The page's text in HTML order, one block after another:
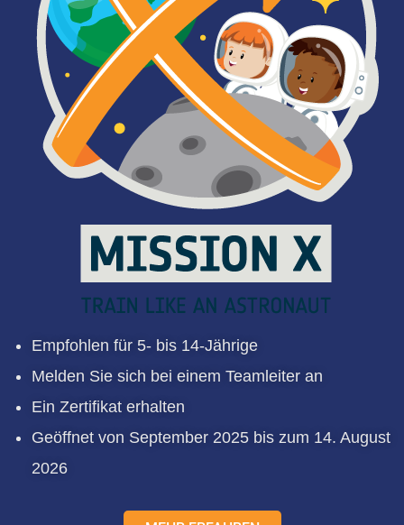
Empfohlen für 5- bis 14-Jährige
Melden Sie sich bei einem Teamleiter an
Ein Zertifikat erhalten
Geöffnet von September 2025 bis zum 14. August
2026